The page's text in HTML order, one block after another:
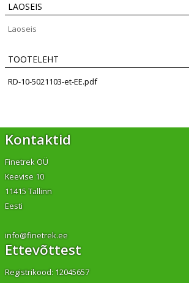
LAOSEIS
Laoseis
TOOTELEHT
RD-10-5021103-et-EE.pdf
Kontaktid
Finetrek OÜ
Keevise 10
11415 Tallinn
Eesti
info@finetrek.ee
Ettevõttest
Registrikood: 12045657